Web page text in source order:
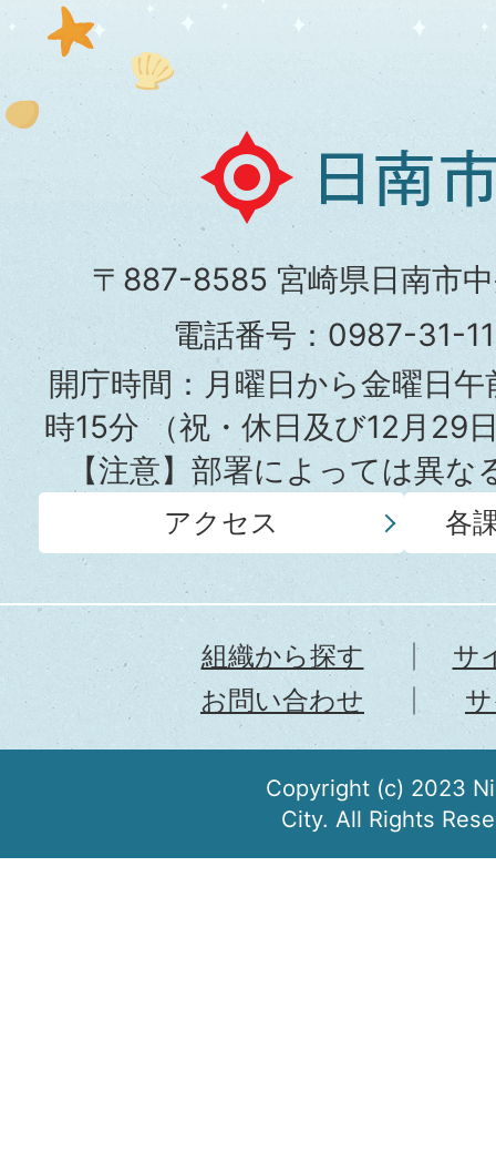
日
南
市
役
所
〒887-8585 宮崎県日南市
電話番号：0987-31-
開庁時間：月曜日から金曜日
時15分（祝・休日及び12月29
【注意】部署によっては異
アクセス 各
組織から探す
サ
お問い合わせ
Copyright (c) 2023
City. All Rights